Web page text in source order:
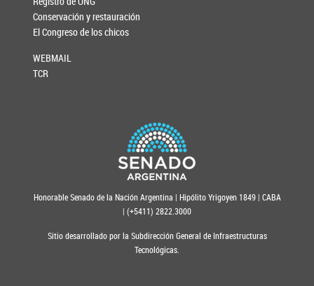
Conservación y restauración
El Congreso de los chicos
WEBMAIL
TCR
Honorable Senado de la Nación Argentina | Hipólito Yrigoyen 1849 | CABA
| (+5411) 2822.3000
Sitio desarrollado por la Subdirección General de Infraestructuras
Tecnológicas.